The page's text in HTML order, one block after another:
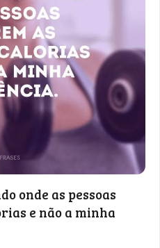
onde as pessoas
e não a minha